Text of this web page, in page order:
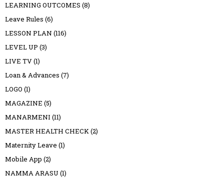
LEARNING OUTCOMES (8)
Leave Rules (6)
LESSON PLAN (116)
LEVEL UP (3)
LIVE TV(1)
Loan & Advances (7)
LOGO (1)
MAGAZINE (5)
MANARMENI (11)
MASTER HEALTH CHECK(2)
Maternity Leave (1)
Mobile App (2)
NAMMA ARASU (1)